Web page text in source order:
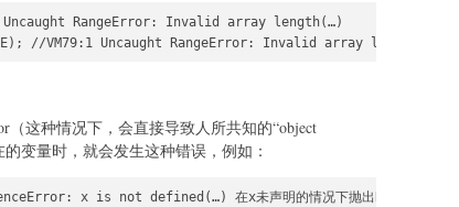
RangeError: Invalid array length(…)
//VM79:1 Uncaught RangeError: Invalid array length(…)
（这种情况下，会直接导致人所共知的“object
变量时，就会发生这种错误，例如：
x is not defined(…) 在x未声明的情况下抛出